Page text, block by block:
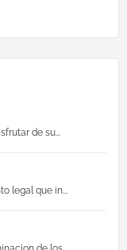
de su...
legal que in...